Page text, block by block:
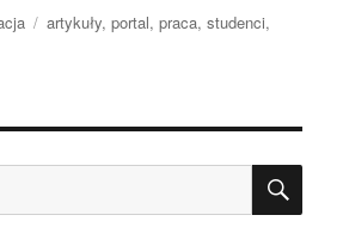
Tagi
artykuły,portal,praca,studenci,